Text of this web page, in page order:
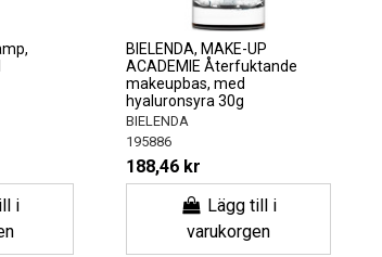
i
BIELENDA, MAKE-UP
ACADEMIE Återfuktande
makeupbas, med
hyaluronsyra 30g
BIELENDA
195886
188,46 kr
Lägg till i
varukorgen